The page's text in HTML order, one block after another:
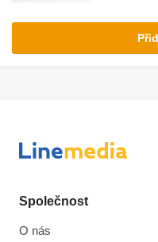
Společnost
O nás